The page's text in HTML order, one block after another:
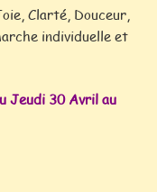
Clarté, Douceur,
individuelle et
Jeudi 30 Avril au